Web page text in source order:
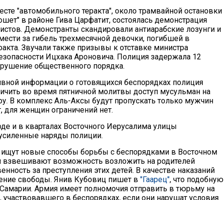
"автомобильного теракта", около трамвайной остановки
в районе Гива Царфатит, состоялась демонстрация
Демонстранты скандировали антиарабские лозунги и
за гибель трехмесячной девочки, погибшей в
Звучали также призывы к отставке министра
Ицхака Ароновича. Полиция задержала 12
общественного порядка.
информации о готовящихся беспорядках полиция
во время пятничной молитвы доступ мусульман на
В комплекс Аль-Аксы будут пропускать только мужчин
для женщин ограничений нет.
и в кварталах Восточного Иерусалима улицы
наряды полиции.
новые способы борьбы с беспорядками в Восточном
взвешивают возможность возложить на родителей
за преступления этих детей. В качестве наказаний
свободы. Янив Кубовиц пишет в "Гаарец", что подобную
Армия имеет полномочия отправить в тюрьму на
участвовавшего в беспорядках, если они нарушат условия